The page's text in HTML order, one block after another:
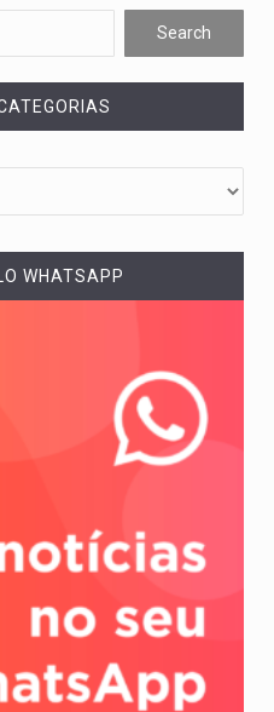
O programa, cuja implementação está prevista entre abril de 2026…
A nova legislação estabelece um prazo de 180 dias para…
WHATSAPP